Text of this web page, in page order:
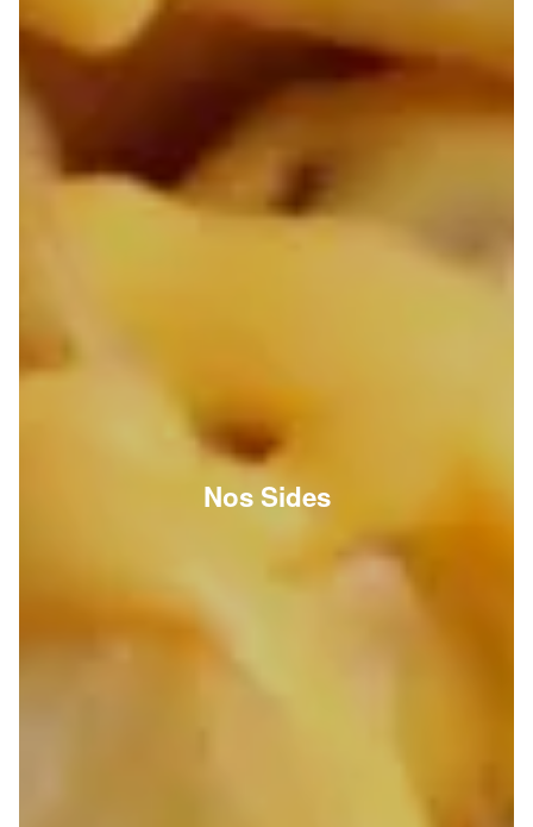
Nos Sides